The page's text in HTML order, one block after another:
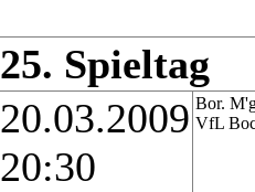
25. Spieltag
20.03.2009
20:30
Bor.
VfL